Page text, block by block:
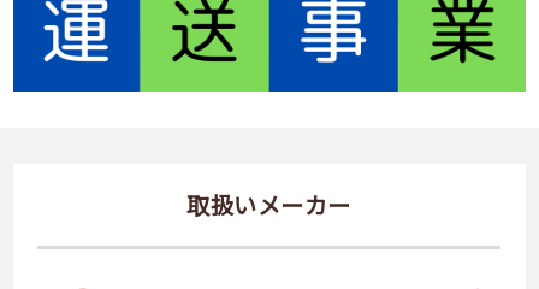
取扱いメーカー